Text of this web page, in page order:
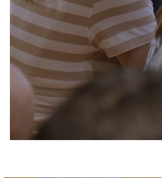
Servizi e accessibilità
Contatti
FAQ
Biglietti